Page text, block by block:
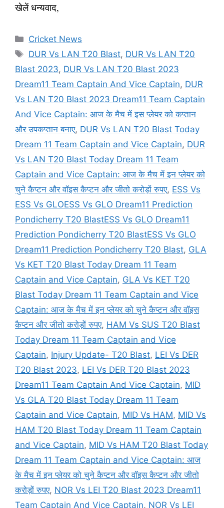
खेलें धन्यवाद,
Categories
Cricket News
Tags
DUR Vs LAN T20 Blast, DUR Vs LAN T20
Blast 2023, DUR Vs LAN T20 Blast 2023
Dream11 Team Captain And Vice Captain, DUR
Vs LAN T20 Blast 2023 Dream11 Team Captain
And Vice Captain: आज के मैच में इस प्लेयर को कप्तान
और उपकप्तान बनाए, DUR Vs LAN T20 Blast Today
Dream 11 Team Captain and Vice Captain, DUR
Vs LAN T20 Blast Today Dream 11 Team
Captain and Vice Captain: आज के मैच में इन प्लेयर को
चुने कैप्टन और वॉइस कैप्टन और जीतो करोड़ों रुपए, ESS Vs
ESS Vs GLOESS Vs GLO Dream11 Prediction
Pondicherry T20 BlastESS Vs GLO Dream11
Prediction Pondicherry T20 BlastESS Vs GLO
Dream11 Prediction Pondicherry T20 Blast, GLA
Vs KET T20 Blast Today Dream 11 Team
Captain and Vice Captain, GLA Vs KET T20
Blast Today Dream 11 Team Captain and Vice
Captain: आज के मैच में इन प्लेयर को चुने कैप्टन और वॉइस
कैप्टन और जीतो करोड़ों रुपए, HAM Vs SUS T20 Blast
Today Dream 11 Team Captain and Vice
Captain, Injury Update- T20 Blast, LEI Vs DER
T20 Blast 2023, LEI Vs DER T20 Blast 2023
Dream11 Team Captain And Vice Captain, MID
Vs GLA T20 Blast Today Dream 11 Team
Captain and Vice Captain, MID Vs HAM, MID Vs
HAM T20 Blast Today Dream 11 Team Captain
and Vice Captain, MID Vs HAM T20 Blast Today
Dream 11 Team Captain and Vice Captain: आज
के मैच में इन प्लेयर को चुने कैप्टन और वॉइस कैप्टन और जीतो
करोड़ों रुपए, NOR Vs LEI T20 Blast 2023 Dream11
Team Captain And Vice Captain, NOR Vs LEI